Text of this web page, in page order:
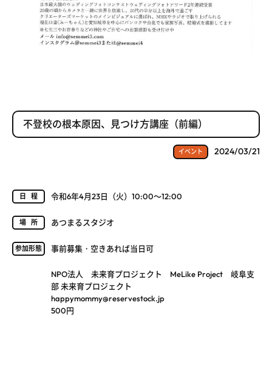
不登校の根本原因、見つけ方講座（前編）
イベント 2024/03/21
日程 令和6年4月23日（火）10:00～12:00
場所 あつまるスタジオ
参加形態 事前募集・空きあれば当日可
NPO法人 未来育プロジェクト MeLike Project 岐阜支
部 未来育プロジェクト
happymommy@reservestock.jp
500円